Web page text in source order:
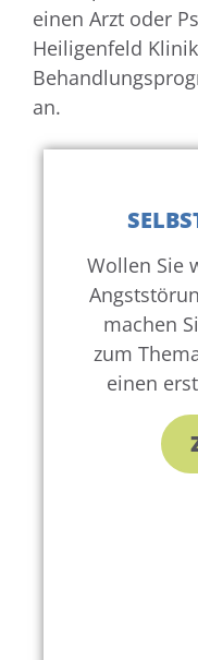
einen Arzt oder
Heiligenfeld
an.
Wollen Sie
machen
zum
einen